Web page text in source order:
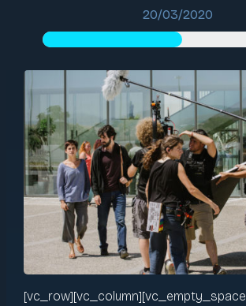
20/03/2020
[vc_row][vc_column][vc_empty_space